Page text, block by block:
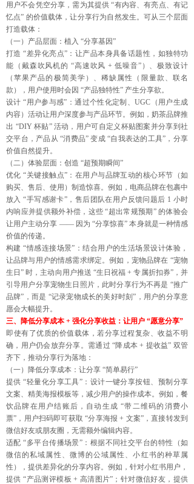
用户不会凭空分享，需为其提供 “有内容、有亮点、有记
忆点” 的价值载体，让分享行为自然发生。可从三个层面
打造载体：
（一）产品层面：植入 “分享基因”
打造 “差异化亮点”：让产品本身具备话题性，如独特功
能（戴森吹风机的 “高速吹风 + 低噪音”）、极致设计
（苹果产品的极简美学）、稀缺属性（限量款、联名
款），用户使用时会因 “产品独特性” 产生分享欲。
设计 “用户参与感”：通过个性化定制、UGC（用户生成
内容）活动让用户深度参与产品环节。例如，奶茶品牌推
出 “DIY 杯贴” 活动，用户可自定义杯贴图案并分享到社
交平台，产品从 “消费品” 变成 “自我表达的工具”，分享
价值自然提升。
（二）体验层面：创造 “超预期瞬间”
优化 “关键接触点”：在用户与品牌互动的核心环节（如
购买、售后、使用）制造惊喜。例如，电商品牌在包裹中
放入 “手写感谢卡”，售后团队在用户反馈问题后 1 小时
内响应并提供额外补偿，这些 “超出常规预期” 的体验会
让用户主动分享 —— 因为 “分享惊喜” 本身就是一种情感
价值的传递。
构建 “情感连接场景”：结合用户的生活场景设计体验，
让品牌与用户的情感需求绑定。例如，宠物品牌在 “宠物
生日” 时，主动向用户推送 “生日祝福 + 专属折扣券”，并
引导用户分享宠物生日照片，此时分享行为不再是 “推广
品牌”，而是 “记录宠物成长的美好时刻”，用户的分享意
愿会大幅提升。
三、降低分享成本 + 强化分享收益：让用户 “愿意分享”
即使有了优质的价值载体，若分享过程复杂、收益不明
确，用户仍会放弃分享。需通过 “降成本 + 提收益” 双管
齐下，推动分享行为落地：
（一）降低分享成本：让分享 “简单易行”
提供 “轻量化分享工具”：设计一键分享按钮、预制分享
文案、精美海报模板等，减少用户的操作成本。例如，餐
饮品牌在用户结账后，自动生成 “带二维码的消费小
票”，用户扫码即可获取 “分享海报 + 文案”，直接转发到
微信好友或朋友圈，无需额外编辑内容。
适配 “多平台传播场景”：根据不同社交平台的特性（如
微信的私域属性、微博的公域属性、小红书的种草属
性），提供差异化的分享内容。例如，针对小红书用户，
提供 “产品测评模板 + 高清图片”；针对微信好友，提供